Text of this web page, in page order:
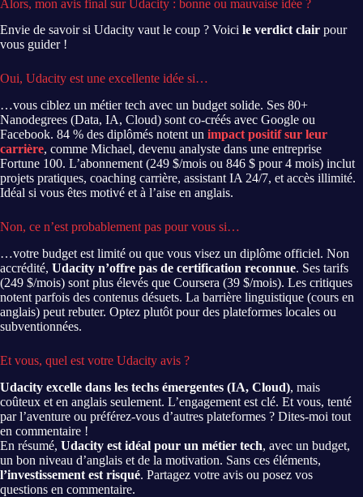
Alors, mon avis final sur Udacity : bonne ou mauvaise idée ?
Envie de savoir si Udacity vaut le coup ? Voici le verdict clair pour
vous guider !
Oui, Udacity est une excellente idée si…
…vous ciblez un métier tech avec un budget solide. Ses 80+
Nanodegrees (Data, IA, Cloud) sont co-créés avec Google ou
Facebook. 84 % des diplômés notent un impact positif sur leur
carrière, comme Michael, devenu analyste dans une entreprise
Fortune 100. L’abonnement (249 $/mois ou 846 $ pour 4 mois) inclut
projets pratiques, coaching carrière, assistant IA 24/7, et accès illimité.
Idéal si vous êtes motivé et à l’aise en anglais.
Non, ce n’est probablement pas pour vous si…
…votre budget est limité ou que vous visez un diplôme officiel. Non
accrédité, Udacity n’offre pas de certification reconnue. Ses tarifs
(249 $/mois) sont plus élevés que Coursera (39 $/mois). Les critiques
notent parfois des contenus désuets. La barrière linguistique (cours en
anglais) peut rebuter. Optez plutôt pour des plateformes locales ou
subventionnées.
Et vous, quel est votre Udacity avis ?
Udacity excelle dans les techs émergentes (IA, Cloud), mais
coûteux et en anglais seulement. L’engagement est clé. Et vous, tenté
par l’aventure ou préférez-vous d’autres plateformes ? Dites-moi tout
en commentaire !
En résumé, Udacity est idéal pour un métier tech, avec un budget,
un bon niveau d’anglais et de la motivation. Sans ces éléments,
l’investissement est risqué. Partagez votre avis ou posez vos
questions en commentaire.